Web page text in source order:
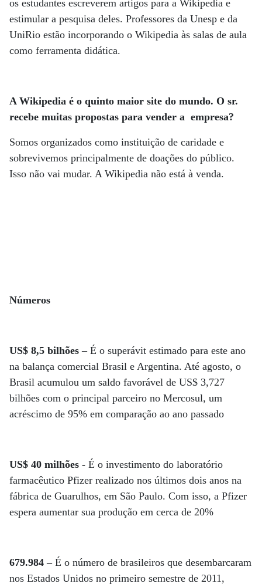
os estudantes escreverem artigos para a Wikipedia e
estimular a pesquisa deles. Professores da Unesp e da
UniRio estão incorporando o Wikipedia às salas de aula
como ferramenta didática.
A Wikipedia é o quinto maior site do mundo. O sr.
recebe muitas propostas para vender a empresa?
Somos organizados como instituição de caridade e
sobrevivemos principalmente de doações do público.
Isso não vai mudar. A Wikipedia não está à venda.
Números
US$ 8,5 bilhões –É o superávit estimado para este ano
na balança comercial Brasil e Argentina. Até agosto, o
Brasil acumulou um saldo favorável de US$ 3,727
bilhões com o principal parceiro no Mercosul, um
acréscimo de 95% em comparação ao ano passado
US$ 40 milhões - É o investimento do laboratório
farmacêutico Pfizer realizado nos últimos dois anos na
fábrica de Guarulhos, em São Paulo. Com isso, a Pfizer
espera aumentar sua produção em cerca de 20%
679.984 –É o número de brasileiros que desembarcaram
nos Estados Unidos no primeiro semestre de 2011,